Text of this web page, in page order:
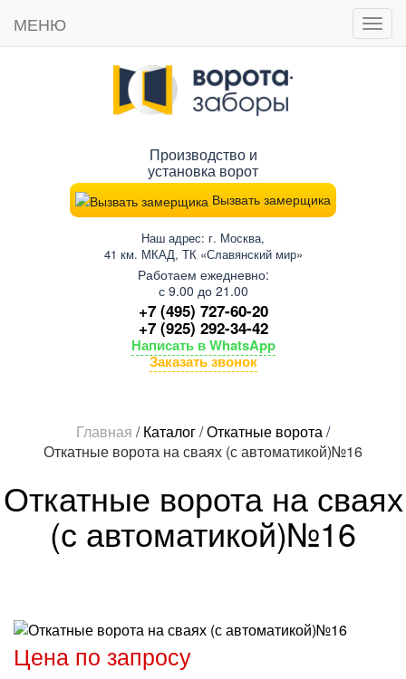
Производство и
установка ворот
Вызвать замерщика
Наш адрес: г. Москва,
41 км. МКАД, ТК «Славянский мир»
Работаем ежедневно:
с 9.00 до 21.00
+7 (495) 727-60-20
+7 (925) 292-34-42
Написать в WhatsApp
Заказать звонок
МЕНЮ
Главная /Каталог/Откатные ворота/
Откатные ворота на сваях (с автоматикой)№16
Откатные ворота на сваях
(с автоматикой)№16
Цена по запросу